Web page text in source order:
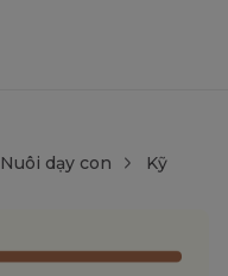
Nuôi dạy con
Kỹ